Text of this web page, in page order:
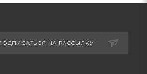
НА РАССЫЛКУ